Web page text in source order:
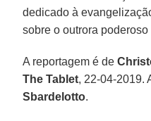
dedicado à
sobre o outrora
A reportagem é de
The Tablet, 22-04-2019.
Sbardelotto.